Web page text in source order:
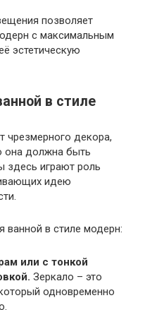
позволяет
с максимальным
эстетическую
в стиле
чрезмерного декора,
она должна быть
здесь играют роль
идею
ванной в стиле модерн:
или с тонкой
Зеркало – это
одновременно